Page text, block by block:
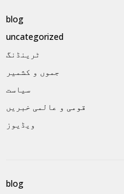
blog
uncategorized
ٹرینڈنگ
جموں و کشمیر
سیاست
قومی و عالمی خبریں
ویڈیوز
blog